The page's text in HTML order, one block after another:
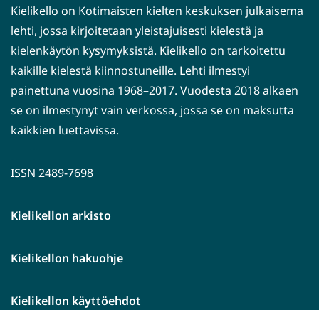
Kielikello on Kotimaisten kielten keskuksen julkaisema
lehti, jossa kirjoitetaan yleistajuisesti kielestä ja
kielenkäytön kysymyksistä. Kielikello on tarkoitettu
kaikille kielestä kiinnostuneille. Lehti ilmestyi
painettuna vuosina 1968–2017. Vuodesta 2018 alkaen
se on ilmestynyt vain verkossa, jossa se on maksutta
kaikkien luettavissa.
ISSN 2489-7698
Kielikellon arkisto
Kielikellon hakuohje
Kielikellon käyttöehdot